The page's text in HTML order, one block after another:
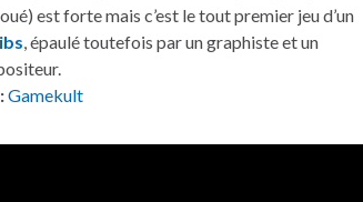
est forte mais c’est le tout premier jeu d’un
, épaulé toutefois par un graphiste et un
Gamekult